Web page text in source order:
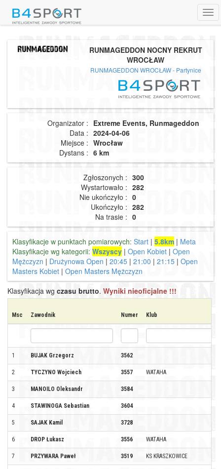
RUNMAGEDDON NOCNY REKRUT
WROCŁAW
RUNMAGEDDON WROCŁAW - Partynice
Organizator : Extreme Events, Runmageddon
Data : 2024-04-06
Miejsce : Wrocław
Dystans : 6 km
Zgłoszonych : 300
Wystartowało : 282
Nie ukończyło : 0
Ukończyło : 282
Na trasie : 0
Klasyfikacje w punktach pomiarowych: Start | 5.8km | Meta
Klasyfikacje wg kategorii: Wszyscy | Open Kobiet | Open
Mężczyzn | Drużynowa Open | 20:45 | 21:00 | 21:15 | Open
Masters Kobiet | Open Masters Mężczyzn
Klasyfikacja wg czasu brutto. Wyniki nieoficjalne !!!
Msc Zawodnik Numer Klub
1 BUJAK Grzegorz 3562
2 TYCZYNO Wojciech 3557 WATAHA
3 MANOILO Oleksandr 3584
4 STAWINOGA Sebastian 3604
5 SAJAK Kamil 3728
6 DROP Łukasz 3556 WATAHA
7 PRZYWARA Paweł 3519 KS KRASZKOWICE